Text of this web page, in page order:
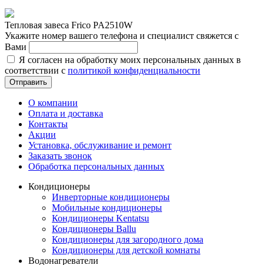
Тепловая завеса Frico PA2510W
Укажите номер вашего телефона и специалист свяжется с
Вами
Я согласен на обработку моих персональных данных в
соответствии с политикой конфиденциальности
Отправить
О компании
Оплата и доставка
Контакты
Акции
Установка, обслуживание и ремонт
Заказать звонок
Обработка персональных данных
Кондиционеры
Инверторные кондиционеры
Мобильные кондиционеры
Кондиционеры Kentatsu
Кондиционеры Ballu
Кондиционеры для загородного дома
Кондиционеры для детской комнаты
Водонагреватели